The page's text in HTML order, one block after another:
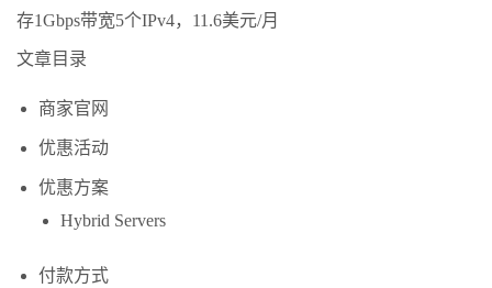
文章目录
商家官网
优惠活动
优惠方案
Hybrid Servers
付款方式